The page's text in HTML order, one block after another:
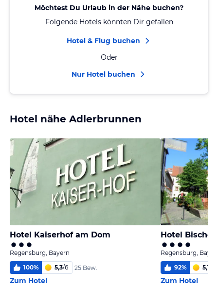
Möchtest Du Urlaub in der Nähe buchen?
Folgende Hotels könnten Dir gefallen
Hotel & Flug buchen
Oder
Nur Hotel buchen
Hotel nähe Adlerbrunnen
Hotel Kaiserhof am Dom
Regensburg, Bayern
100% 5,3/6 25 Bew.
Zum Hotel
Hotel
Regensburg,
92% 5,1
Zum Hotel